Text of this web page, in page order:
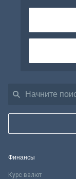
Финансы
Курс валют